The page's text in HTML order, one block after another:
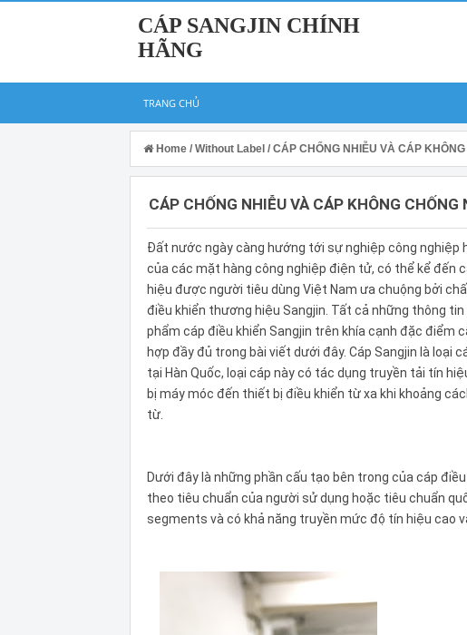
CÁP SANGJIN CHÍNH
HÃNG
TRANG CHỦ
Home / Without Label / CÁP CHỐNG NHIỄU VÀ CÁP
CÁP CHỐNG NHIỄU VÀ CÁP KHÔNG
Đất nước ngày càng hướng tới sự nghiệp công nghiệp
của các mặt hàng công nghiệp điện tử, có thể kể đến
hiệu được người tiêu dùng Việt Nam ưa chuộng bởi
điều khiển thương hiệu Sangjin. Tất cả những thông
phẩm cáp điều khiển Sangjin trên khía cạnh đặc điểm
hợp đầy đủ trong bài viết dưới đây. Cáp Sangjin là loại
tại Hàn Quốc, loại cáp này có tác dụng truyền tải tín
bị máy móc đến thiết bị điều khiển từ xa khi khoảng
từ.
Dưới đây là những phần cấu tạo bên trong của cáp
theo tiêu chuẩn của người sử dụng hoặc tiêu chuẩn
segments và có khả năng truyền mức độ tín hiệu cao